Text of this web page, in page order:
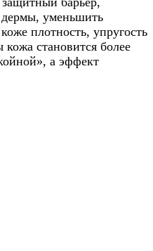
дермы, уменьшить
плотность, упругость
становится более
а эффект